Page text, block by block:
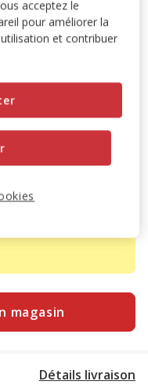
avec votre Carte
magasin
Détails livraison
acceptez le
pour améliorer la
et contribuer